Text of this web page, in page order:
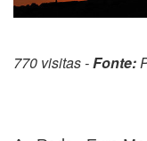
770 visitas -Fonte: